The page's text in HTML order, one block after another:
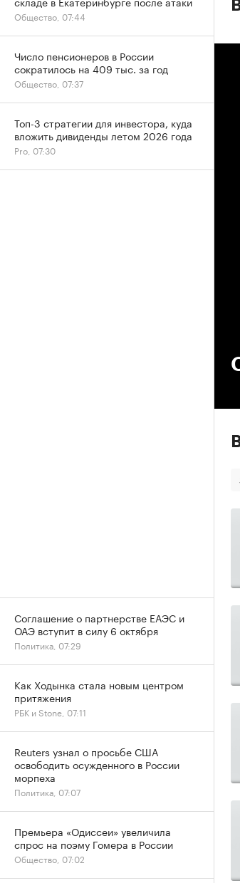
Общество, 07:44
Число пенсионеров в России
сократилось на 409 тыс. за год
Общество, 07:37
Топ-3 стратегии для инвестора, куда
вложить дивиденды летом 2026 года
Pro, 07:30
Соглашение о партнерстве ЕАЭС и
ОАЭ вступит в силу 6 октября
Политика, 07:29
Как Ходынка стала новым центром
притяжения
РБК и Stone, 07:11
Reuters узнал о просьбе США
освободить осужденного в России
морпеха
Политика, 07:07
Премьера «Одиссеи» увеличила
спрос на поэму Гомера в России
Общество, 07:02